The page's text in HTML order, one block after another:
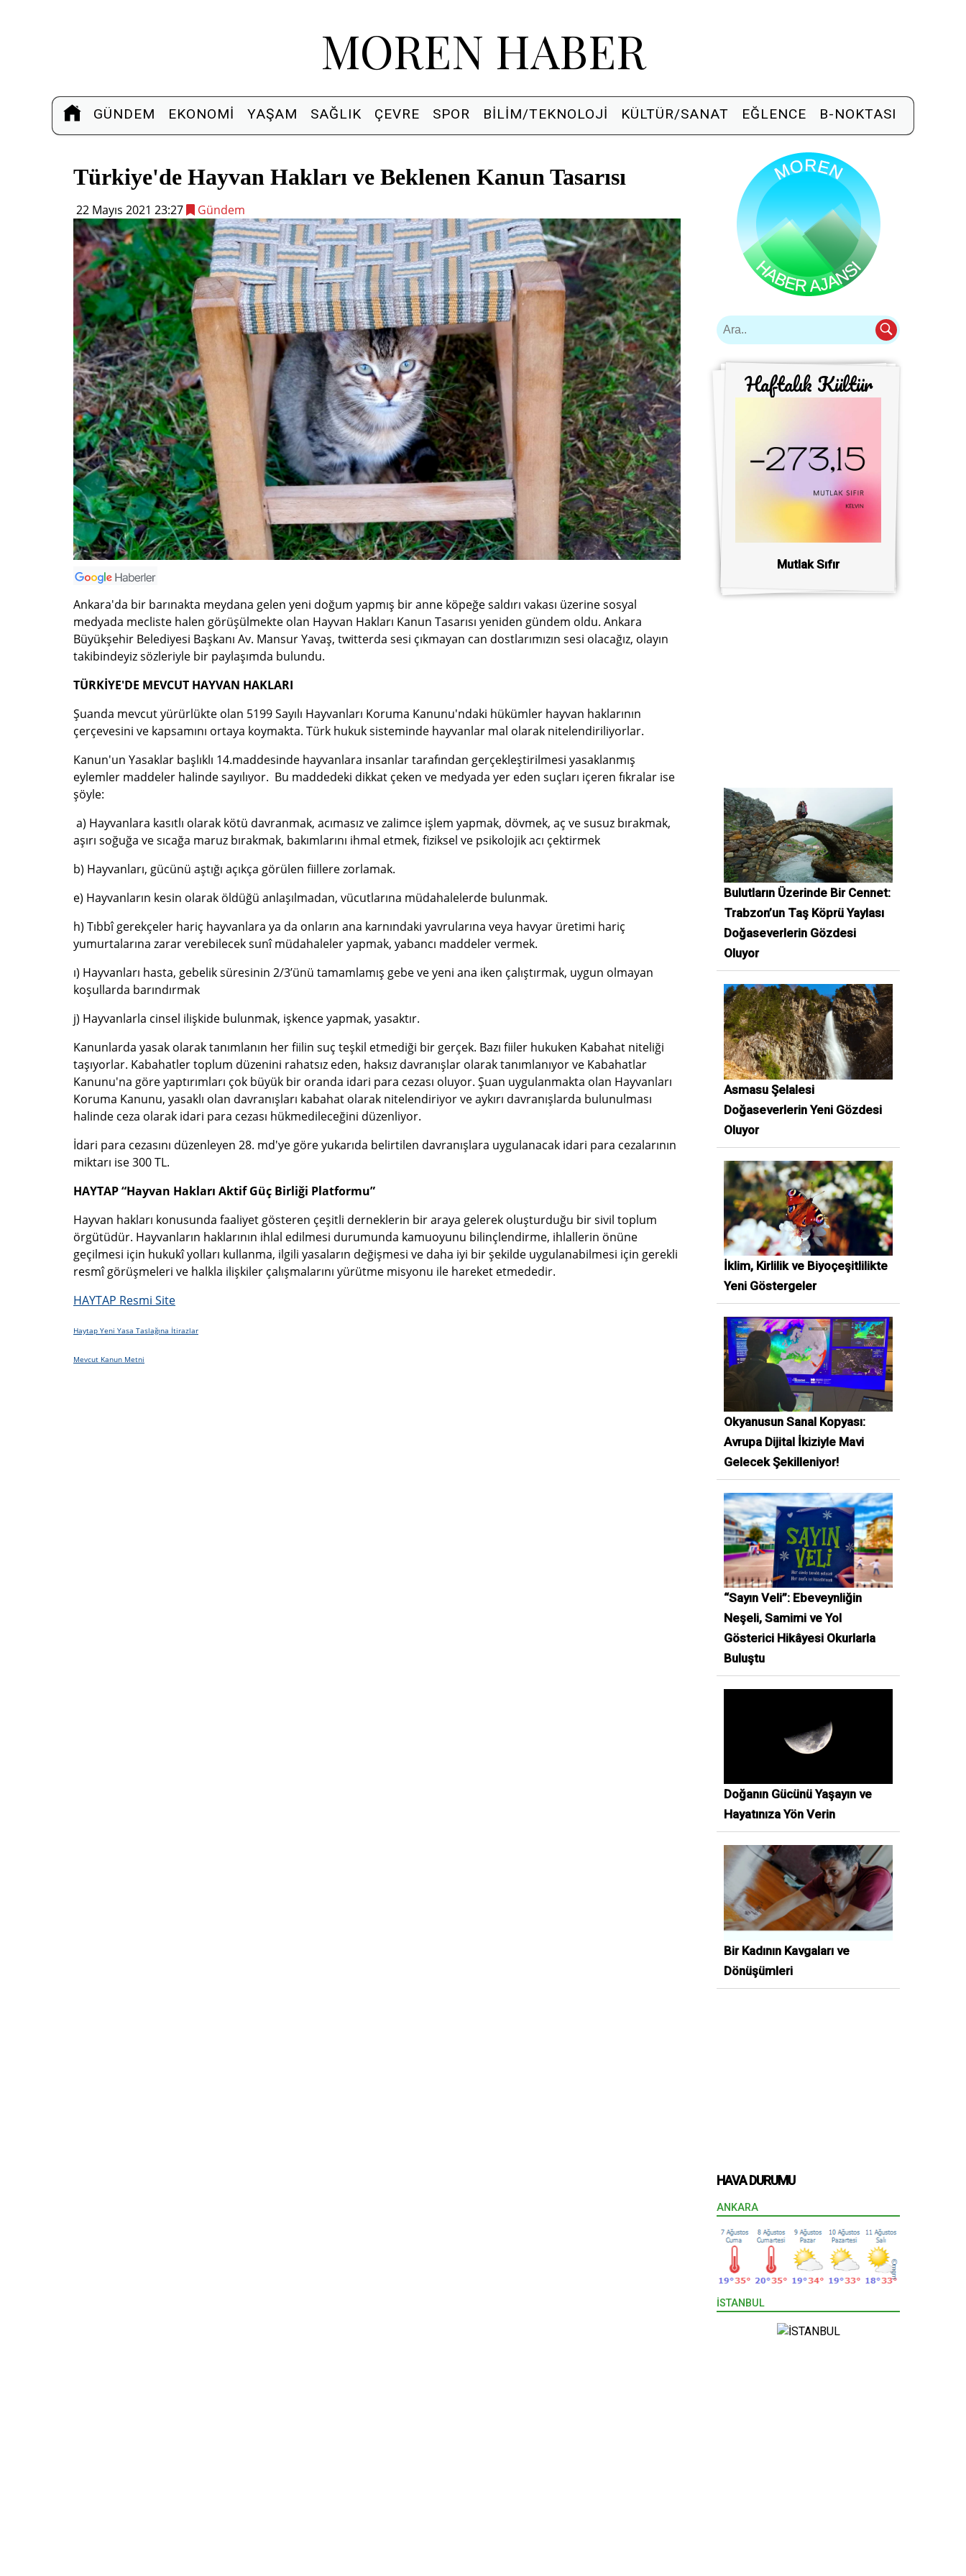
MOREN HABER
GÜNDEM EKONOMI YAŞAM SAĞLIK ÇEVRE SPOR BILIM/TEKNOLOJI KÜLTÜR/SANAT EĞLENCE B-NOKTASI
Türkiye'de Hayvan Hakları ve Beklenen Kanun Tasarısı
22 Mayıs 2021 23:27 Gündem
Ankara'da bir barınakta meydana gelen yeni doğum yapmış bir anne köpeğe saldırı vakası üzerine sosyal
medyada mecliste halen görüşülmekte olan Hayvan Hakları Kanun Tasarısı yeniden gündem oldu. Ankara
Büyükşehir Belediyesi Başkanı Av. Mansur Yavaş, twitterda sesi çıkmayan can dostlarımızın sesi olacağız, olayın
takibindeyiz sözleriyle bir paylaşımda bulundu.
TÜRKİYE'DE MEVCUT HAYVAN HAKLARI
Şuanda mevcut yürürlükte olan 5199 Sayılı Hayvanları Koruma Kanunu'ndaki hükümler hayvan haklarının
çerçevesini ve kapsamını ortaya koymakta. Türk hukuk sisteminde hayvanlar mal olarak nitelendiriliyorlar.
Kanun'un Yasaklar başlıklı 14.maddesinde hayvanlara insanlar tarafından gerçekleştirilmesi yasaklanmış
eylemler maddeler halinde sayılıyor. Bu maddedeki dikkat çeken ve medyada yer eden suçları içeren fıkralar ise
şöyle:
a) Hayvanlara kasıtlı olarak kötü davranmak, acımasız ve zalimce işlem yapmak, dövmek, aç ve susuz bırakmak,
aşırı soğuğa ve sıcağa maruz bırakmak, bakımlarını ihmal etmek, fiziksel ve psikolojik acı çektirmek
b) Hayvanları, gücünü aştığı açıkça görülen fiillere zorlamak.
e) Hayvanların kesin olarak öldüğü anlaşılmadan, vücutlarına müdahalelerde bulunmak.
h) Tıbbî gerekçeler hariç hayvanlara ya da onların ana karnındaki yavrularına veya havyar üretimi hariç
yumurtalarına zarar verebilecek sunî müdahaleler yapmak, yabancı maddeler vermek.
ı) Hayvanları hasta, gebelik süresinin 2/3’ünü tamamlamış gebe ve yeni ana iken çalıştırmak, uygun olmayan
koşullarda barındırmak
j) Hayvanlarla cinsel ilişkide bulunmak, işkence yapmak, yasaktır.
Kanunlarda yasak olarak tanımlanın her fiilin suç teşkil etmediği bir gerçek. Bazı fiiler hukuken Kabahat niteliği
taşıyorlar. Kabahatler toplum düzenini rahatsız eden, haksız davranışlar olarak tanımlanıyor ve Kabahatlar
Kanunu'na göre yaptırımları çok büyük bir oranda idari para cezası oluyor. Şuan uygulanmakta olan Hayvanları
Koruma Kanunu, yasaklı olan davranışları kabahat olarak nitelendiriyor ve aykırı davranışlarda bulunulması
halinde ceza olarak idari para cezası hükmedileceğini düzenliyor.
İdari para cezasını düzenleyen 28. md'ye göre yukarıda belirtilen davranışlara uygulanacak idari para cezalarının
miktarı ise 300 TL.
HAYTAP“Hayvan Hakları Aktif Güç Birliği Platformu”
Hayvan hakları konusunda faaliyet gösteren çeşitli derneklerin bir araya gelerek oluşturduğu bir sivil toplum
örgütüdür. Hayvanların haklarının ihlal edilmesi durumunda kamuoyunu bilinçlendirme, ihlallerin önüne
geçilmesi için hukukî yolları kullanma, ilgili yasaların değişmesi ve daha iyi bir şekilde uygulanabilmesi için gerekli
resmî görüşmeleri ve halkla ilişkiler çalışmalarını yürütme misyonu ile hareket etmededir.
HAYTAP Resmi Site
Haytap Yeni Yasa Taslağına İtirazlar
Mevcut Kanun Metni
Haftalık Kültür
Mutlak Sıfır
Bulutların Üzerinde Bir Cennet:
Trabzon’un Taş Köprü Yaylası
Doğaseverlerin Gözdesi
Oluyor
Asmasu Şelalesi
Doğaseverlerin Yeni Gözdesi
Oluyor
İklim, Kirlilik ve Biyoçeşitlilikte
Yeni Göstergeler
Okyanusun Sanal Kopyası:
Avrupa Dijital İkiziyle Mavi
Gelecek Şekilleniyor!
“Sayın Veli”: Ebeveynliğin
Neşeli, Samimi ve Yol
Gösterici Hikâyesi Okurlarla
Buluştu
Doğanın Gücünü Yaşayın ve
Hayatınıza Yön Verin
Bir Kadının Kavgaları ve
Dönüşümleri
HAVA DURUMU
ANKARA
İSTANBUL